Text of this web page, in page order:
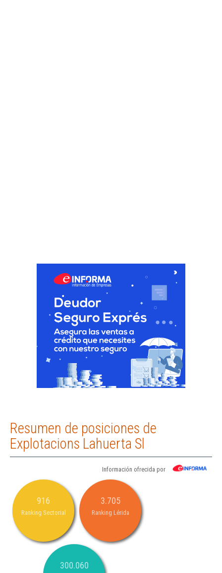
Resumen de posiciones de
Explotacions Lahuerta Sl
Información ofrecida por
916
Ranking Sectorial
3.705
Ranking Lérida
300.060